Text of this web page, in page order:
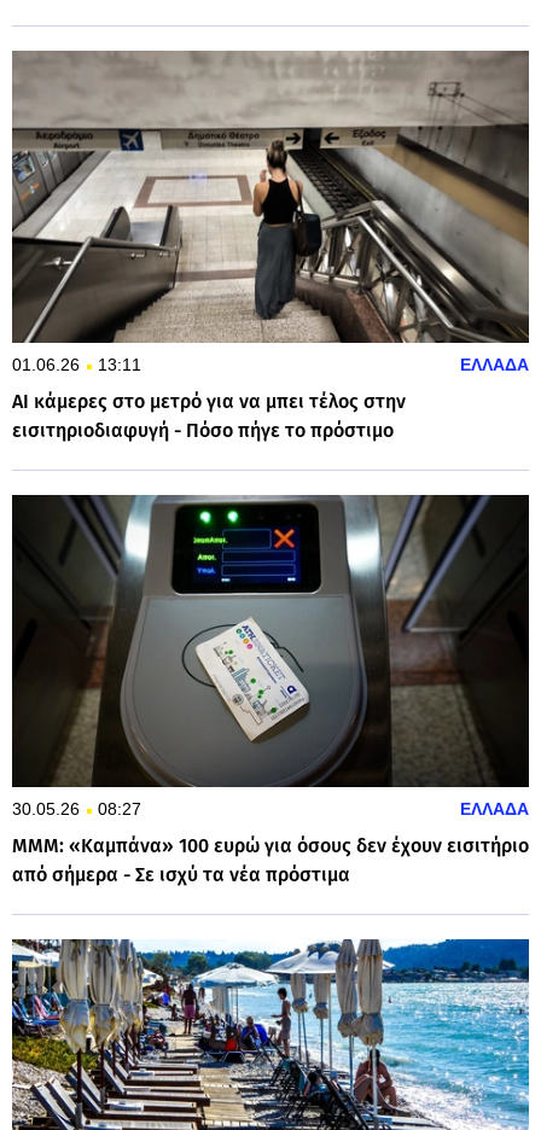
01.06.26 13:11 ΕΛΛΑΔΑ
AI κάμερες στο μετρό για να μπει τέλος στην
εισιτηριοδιαφυγή - Πόσο πήγε το πρόστιμο
30.05.26 08:27 ΕΛΛΑΔΑ
ΜΜΜ: «Καμπάνα» 100 ευρώ για όσους δεν έχουν εισιτήριο
από σήμερα - Σε ισχύ τα νέα πρόστιμα